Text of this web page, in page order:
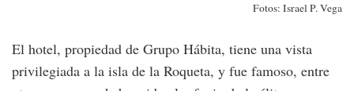
Fotos: Israel P. Vega
El hotel, propiedad de Grupo Hábita, tiene una vista
privilegiada a la isla de la Roqueta, y fue famoso, entre